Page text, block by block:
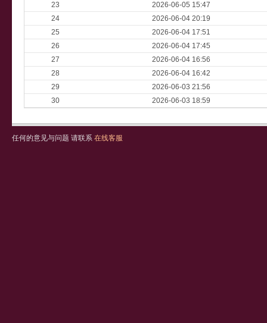
23
2026-06-05 15:47
24
2026-06-04 20:19
25
2026-06-04 17:51
26
2026-06-04 17:45
27
2026-06-04 16:56
28
2026-06-04 16:42
29
2026-06-03 21:56
30
2026-06-03 18:59
任何的意见与问题 请联系 在线客服